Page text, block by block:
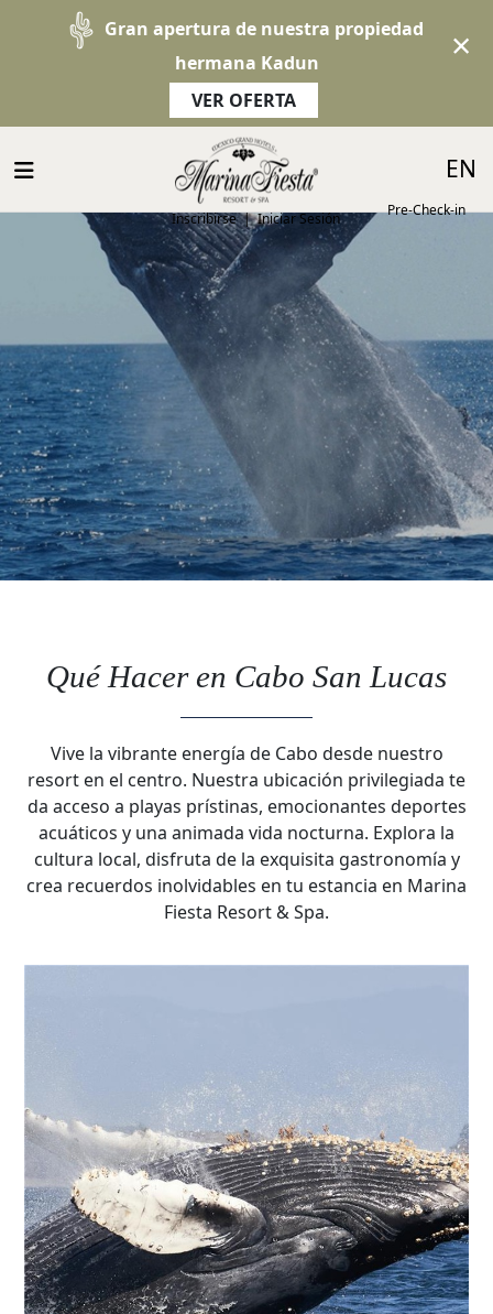
Inscribirse|Iniciar Sesión Pre-Check-in
Gran apertura de nuestra propiedad
hermana Kadun
VER OFERTA
×
EN
Qué Hacer en Cabo San Lucas
Vive la vibrante energía de Cabo desde nuestro
resort en el centro. Nuestra ubicación privilegiada te
da acceso a playas prístinas, emocionantes deportes
acuáticos y una animada vida nocturna. Explora la
cultura local, disfruta de la exquisita gastronomía y
crea recuerdos inolvidables en tu estancia en Marina
Fiesta Resort & Spa.